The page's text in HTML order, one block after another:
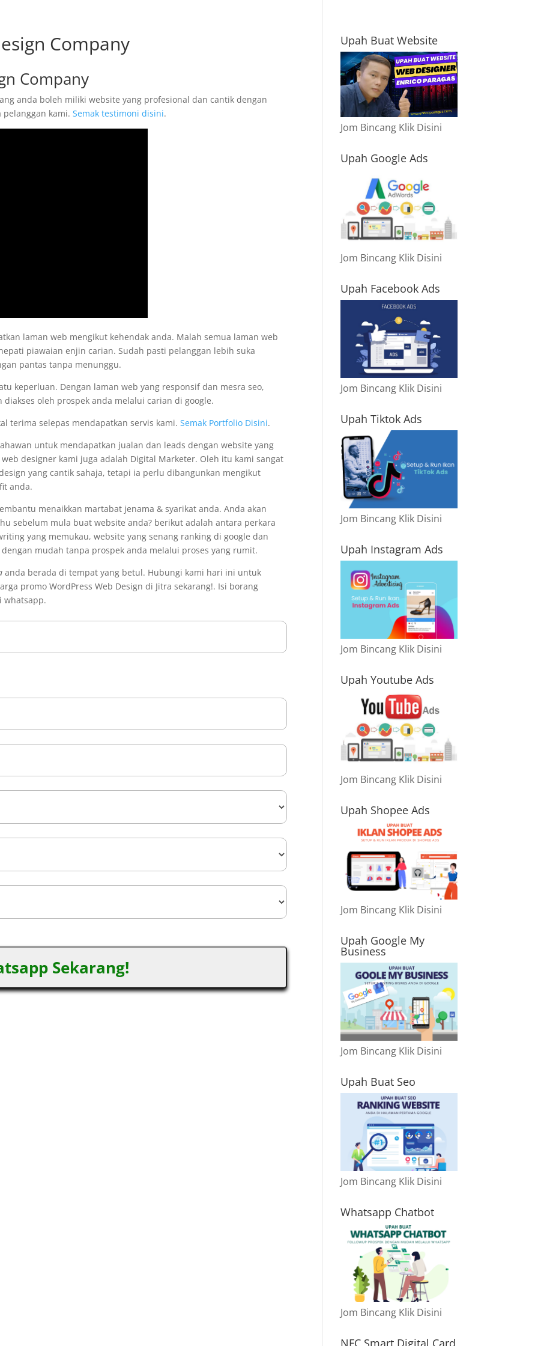
Company
Company
anda boleh miliki website yang profesional dan cantik dengan
pelanggan kami.Semak testimoni disini.
laman web mengikut kehendak anda. Malah semua laman web
piawaian enjin carian. Sudah pasti pelanggan lebih suka
pantas tanpa menunggu.
keperluan. Dengan laman web yang responsif dan mesra seo,
oleh prospek anda melalui carian di google.
terima selepas mendapatkan servis kami.Semak Portfolio Disini.
untuk mendapatkan jualan dan leads dengan website yang
designer kami juga adalah Digital Marketer. Oleh itu kami sangat
yang cantik sahaja, tetapi ia perlu dibangunkan mengikut
anda.
menaikkan martabat jenama & syarikat anda. Anda akan
sebelum mula buat website anda? berikut adalah antara perkara
yang memukau, website yang senang ranking di google dan
mudah tanpa prospek anda melalui proses yang rumit.
anda berada di tempat yang betul. Hubungi kami hari ini untuk
promo WordPress Web Design di Jitra sekarang!. Isi borang
whatsapp.
Sekarang!
Upah Buat Website
Jom Bincang Klik Disini
Upah Google Ads
Jom Bincang Klik Disini
Upah Facebook Ads
Jom Bincang Klik Disini
Upah Tiktok Ads
Jom Bincang Klik Disini
Upah Instagram Ads
Jom Bincang Klik Disini
Upah Youtube Ads
Jom Bincang Klik Disini
Upah Shopee Ads
Jom Bincang Klik Disini
Upah Google My
Business
Jom Bincang Klik Disini
Upah Buat Seo
Jom Bincang Klik Disini
Whatsapp Chatbot
Jom Bincang Klik Disini
NFC Smart Digital Card